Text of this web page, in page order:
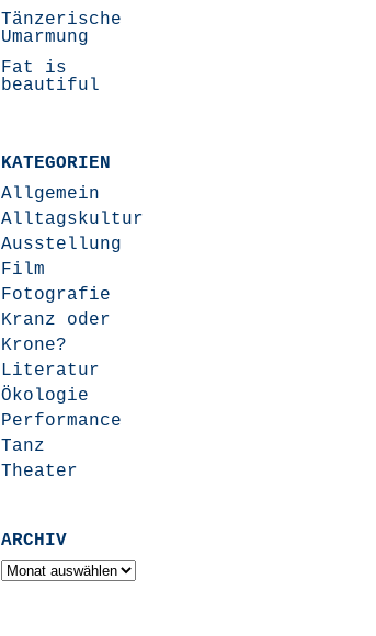
Tänzerische
Umarmung
Fat is
beautiful
KATEGORIEN
Allgemein
Alltagskultur
Ausstellung
Film
Fotografie
Kranz oder
Krone?
Literatur
Ökologie
Performance
Tanz
Theater
ARCHIV
Archiv